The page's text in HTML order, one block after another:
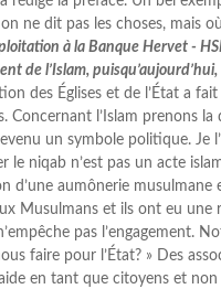
on ne dit pas les choses,
à la Banque Hervet -
de l’Islam,
des Églises et de l’État a
Concernant l’Islam prenons
un symbole politique. Je
le niqab n’est pas un acte
d’une aumônerie
Musulmans et ils ont eu une
pas l’engagement.
faire pour l’État? » Des
en tant que citoyens et